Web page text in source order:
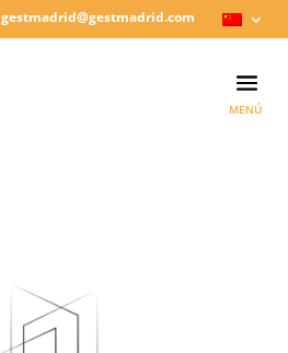
gestmadrid@gestmadrid.com